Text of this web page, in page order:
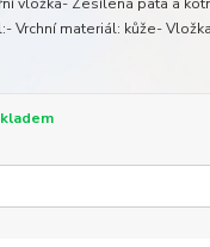
vložka- Zesílená pata a
Vrchní materiál: kůže-